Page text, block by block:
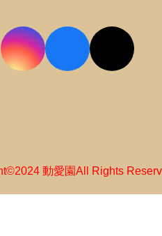
動愛園All Rights